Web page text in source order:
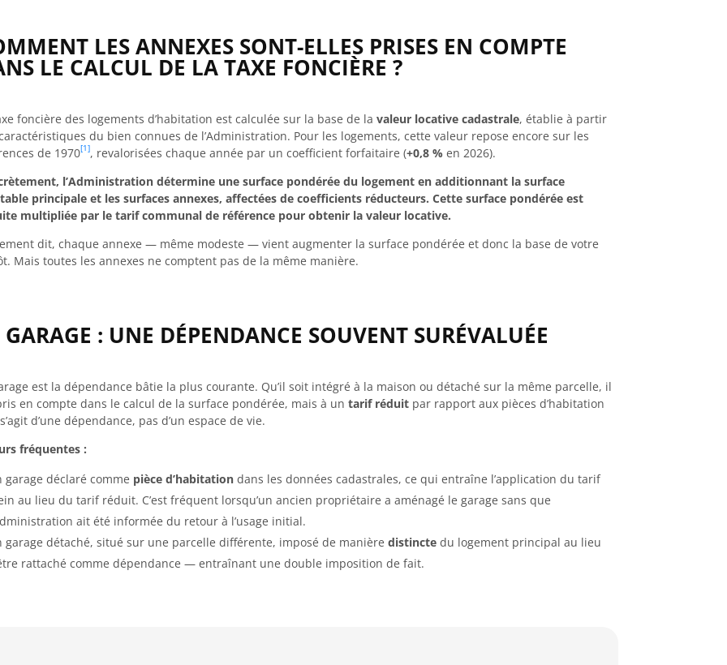
LES ANNEXES SONT-ELLES PRISES EN COMPTE
LE CALCUL DE LA TAXE FONCIÈRE ?
foncière des logements d’habitation est calculée sur la base de la valeur locative cadastrale, établie à partir
du bien connues de l’Administration. Pour les logements, cette valeur repose encore sur les
de 1970[1], revalorisées chaque année par un coefficient forfaitaire (+0,8 % en 2026).
l’Administration détermine une surface pondérée du logement en additionnant la surface
principale et les surfaces annexes, affectées de coefficients réducteurs. Cette surface pondérée est
multipliée par le tarif communal de référence pour obtenir la valeur locative.
dit, chaque annexe — même modeste — vient augmenter la surface pondérée et donc la base de votre
Mais toutes les annexes ne comptent pas de la même manière.
GARAGE : UNE DÉPENDANCE SOUVENT SURÉVALUÉE
est la dépendance bâtie la plus courante. Qu’il soit intégré à la maison ou détaché sur la même parcelle, il
en compte dans le calcul de la surface pondérée, mais à un tarif réduitpar rapport aux pièces d’habitation
d’une dépendance, pas d’un espace de vie.
fréquentes :
garage déclaré comme pièce d’habitationdans les données cadastrales, ce qui entraîne l’application du tarif
au lieu du tarif réduit. C’est fréquent lorsqu’un ancien propriétaire a aménagé le garage sans que
ait été informée du retour à l’usage initial.
garage détaché, situé sur une parcelle différente, imposé de manière distinctedu logement principal au lieu
rattaché comme dépendance — entraînant une double imposition de fait.